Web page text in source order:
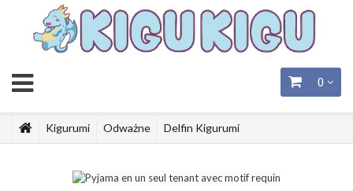
0
Kigurumi Odważne Delfin Kigurumi